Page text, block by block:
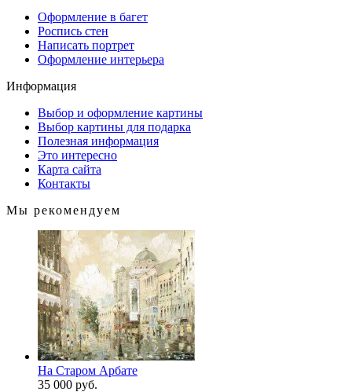
Оформление в багет
Роспись стен
Написать портрет
Оформление интерьера
Информация
Выбор и оформление картины
Выбор картины для подарка
Полезная информация
Это интересно
Карта сайта
Контакты
Мы рекомендуем
На Старом Арбате
35 000 руб.